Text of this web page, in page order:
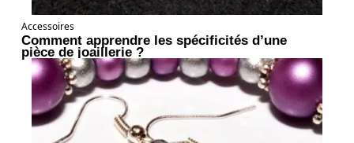
Accessoires
Comment apprendre les spécificités d’une
pièce de joaillerie ?